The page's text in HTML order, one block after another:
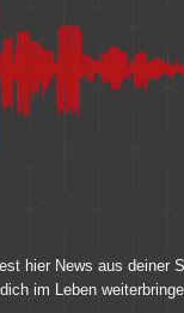
hier News aus deiner
im Leben